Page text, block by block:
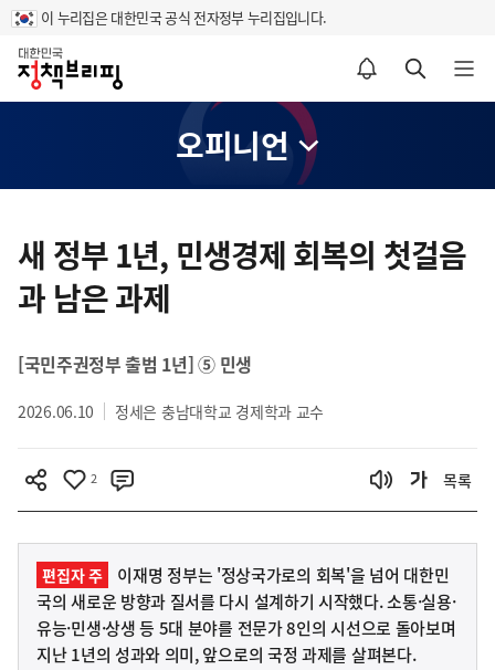
이 누리집은 대한민국 공식 전자정부 누리집입니다.
홈
알림설정 바로가기 검색 바로가기 메뉴 열기
오피니언
츠
영
새 정부 1년, 민생경제 회복의 첫걸음
과 남은 과제
[국민주권정부 출범 1년] ⑤ 민생
2026.06.10 정세은 충남대학교 경제학과 교수
2 목록
편집자 주
이재명 정부는 '정상국가로의 회복'을 넘어 대한민
국의 새로운 방향과 질서를 다시 설계하기 시작했다. 소통·실용·
유능·민생·상생 등 5대 분야를 전문가 8인의 시선으로 돌아보며
지난 1년의 성과와 의미, 앞으로의 국정 과제를 살펴본다.